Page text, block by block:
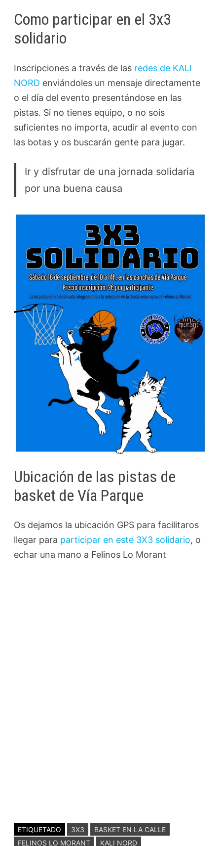
Como participar en el 3x3
solidario
Inscripciones a través de las redes de KALI
NORD enviándoles un mensaje directamente
o el día del evento presentándose en las
pistas. Si no tienes equipo, o no sois
suficientes no importa, acudir al evento con
las botas y os buscarán gente para jugar.
Ir y disfrutar de una jornada solidaria
por una buena causa
Ubicación de las pistas de
basket de Vía Parque
Os dejamos la ubicación GPS para facilitaros
llegar para participar en este 3X3 solidario, o
echar una mano a Felinos Lo Morant
ETIQUETADO 3X3
BASKET EN LA CALLE
FELINOS LO MORANT
KALI NORD